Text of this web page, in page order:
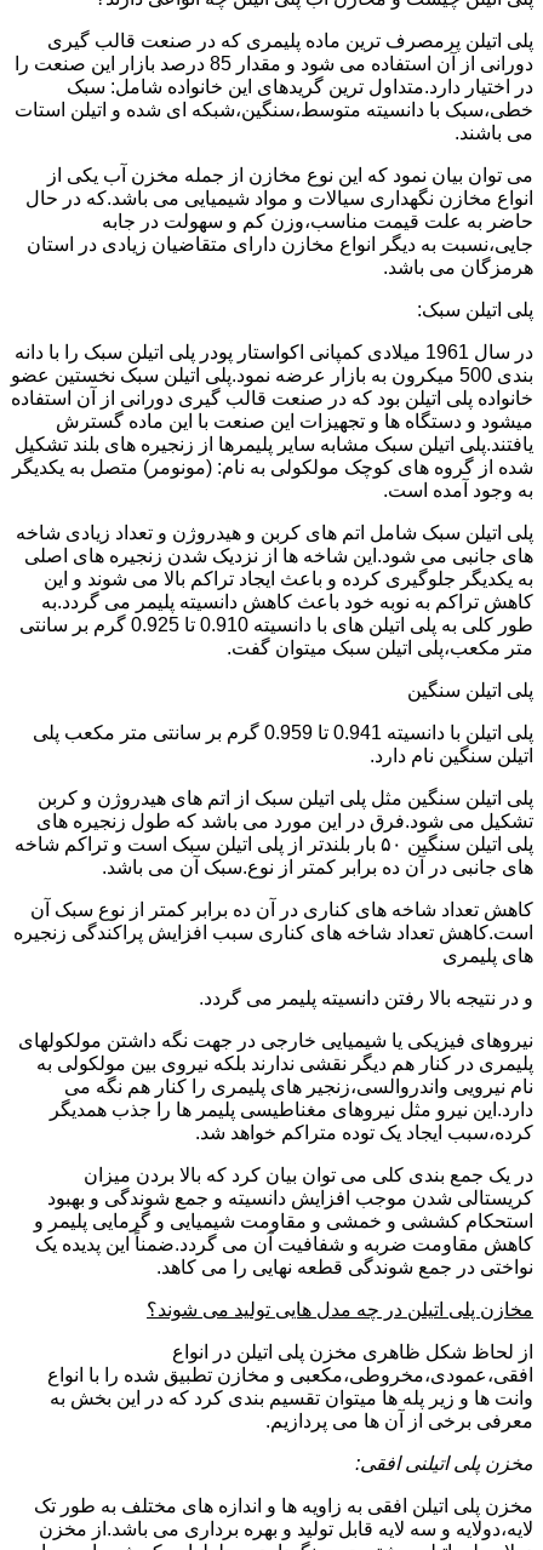
پلی اتیلن پرمصرف ترین ماده پلیمری که در صنعت قالب گیری
دورانی از آن استفاده می شود و مقدار 85 درصد بازار این صنعت را
در اختیار دارد.متداول ترین گریدهای این خانواده شامل: سبک
خطی،سبک با دانسیته متوسط،سنگین،شبکه ای شده و اتیلن استات
می باشند.
می توان بیان نمود که این نوع مخازن از جمله مخزن آب یکی از
انواع مخازن نگهداری سیالات و مواد شیمیایی می باشد.که در حال
حاضر به علت قیمت مناسب،وزن کم و سهولت در جابه
جایی،نسبت به دیگر انواع مخازن دارای متقاضیان زیادی در استان
هرمزگان می باشد.
پلی اتیلن سبک:
در سال 1961 میلادی کمپانی اکواستار پودر پلی اتیلن سبک را با دانه
بندی 500 میکرون به بازار عرضه نمود.پلی اتیلن سبک نخستین عضو
خانواده پلی اتیلن بود که در صنعت قالب گیری دورانی از آن استفاده
میشود و دستگاه ها و تجهیزات این صنعت با این ماده گسترش
یافتند.پلی اتیلن سبک مشابه سایر پلیمرها از زنجیره های بلند تشکیل
شده از گروه های کوچک مولکولی به نام: (مونومر) متصل به یکدیگر
به وجود آمده است.
پلی اتیلن سبک شامل اتم های کربن و هیدروژن و تعداد زیادی شاخه
های جانبی می شود.این شاخه ها از نزدیک شدن زنجیره های اصلی
به یکدیگر جلوگیری کرده و باعث ایجاد تراکم بالا می شوند و این
کاهش تراکم به نوبه خود باعث کاهش دانسیته پلیمر می گردد.به
طور کلی به پلی اتیلن های با دانسیته 0.910 تا 0.925 گرم بر سانتی
متر مکعب،پلی اتیلن سبک میتوان گفت.
پلی اتیلن سنگین
پلی اتیلن با دانسیته 0.941 تا 0.959 گرم بر سانتی متر مکعب پلی
اتیلن سنگین نام دارد.
پلی اتیلن سنگین مثل پلی اتیلن سبک از اتم های هیدروژن و کربن
تشکیل می شود.فرق در این مورد می باشد که طول زنجیره های
پلی اتیلن سنگین ۵۰ بار بلندتر از پلی اتیلن سبک است و تراکم شاخه
های جانبی در آن ده برابر کمتر از نوع.سبک آن می باشد.
کاهش تعداد شاخه های کناری در آن ده برابر کمتر از نوع سبک آن
است.کاهش تعداد شاخه های کناری سبب افزایش پراکندگی زنجیره
های پلیمری
و در نتیجه بالا رفتن دانسیته پلیمر می گردد.
نیروهای فیزیکی یا شیمیایی خارجی در جهت نگه داشتن مولکولهای
پلیمری در کنار هم دیگر نقشی ندارند بلکه نیروی بین مولکولی به
نام نیرویی واندروالسی،زنجیر های پلیمری را کنار هم نگه می
دارد.این نیرو مثل نیروهای مغناطیسی پلیمر ها را جذب همدیگر
کرده،سبب ایجاد یک توده متراکم خواهد شد.
در یک جمع بندی کلی می توان بیان کرد که بالا بردن میزان
کریستالی شدن موجب افزایش دانسیته و جمع شوندگی و بهبود
استحکام کششی و خمشی و مقاومت شیمیایی و گرمایی پلیمر و
کاهش مقاومت ضربه و شفافیت آن می گردد.ضمناً این پدیده یک
نواختی در جمع شوندگی قطعه نهایی را می کاهد.
مخازن پلی اتیلن در چه مدل هایی تولید می شوند؟
از لحاظ شکل ظاهری مخزن پلی اتیلن در انواع
افقی،عمودی،مخروطی،مکعبی و مخازن تطبیق شده را با انواع
وانت ها و زیر پله ها میتوان تقسیم بندی کرد که در این بخش به
معرفی برخی از آن ها می پردازیم.
مخزن پلی اتیلنی افقی:
مخزن پلی اتیلن افقی به زاویه ها و اندازه های مختلف به طور تک
لایه،دولایه و سه لایه قابل تولید و بهره برداری می باشد.از مخزن